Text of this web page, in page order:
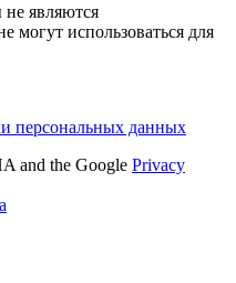
не являются
могут использоваться для
персональных данных
and the Google Privacy